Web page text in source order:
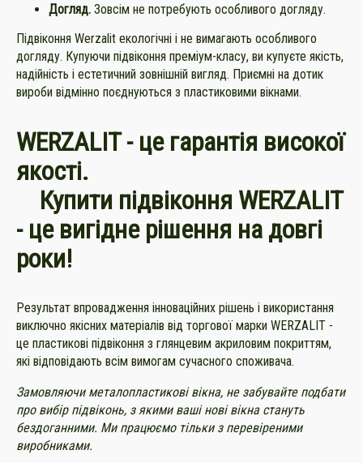
Догляд. Зовсім не потребують особливого догляду.
Підвіконня Werzalit екологічні і не вимагають особливого
догляду. Купуючи підвіконня преміум-класу, ви купуєте якість,
надійність і естетичний зовнішній вигляд. Приємні на дотик
вироби відмінно поєднуються з пластиковими вікнами.
WERZALIT - це гарантія високої
якості.
Купити підвіконня WERZALIT
- це вигідне рішення на довгі
роки!
Результат впровадження інноваційних рішень і використання
виключно якісних матеріалів від торгової марки WERZALIT -
це пластикові підвіконня з глянцевим акриловим покриттям,
які відповідають всім вимогам сучасного споживача.
Замовляючи металопластикові вікна, не забувайте подбати
про вибір підвіконь, з якими ваші нові вікна стануть
бездоганними. Ми працюємо тільки з перевіреними
виробниками.